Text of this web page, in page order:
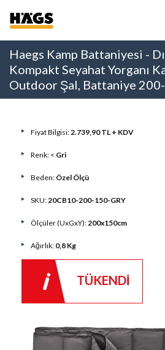
Haegs Kamp Battaniyesi -
Kompakt Seyahat Yorganı
Outdoor Şal, Battaniye
Fiyat Bilgisi:2.739,90 TL + KDV
Renk: < Gri
Beden: Özel Ölçü
SKU:20CB10-200-150-GRY
Ölçüler (UxGxY):200x150cm
Ağırlık: 0,8 Kg
TÜKENDİ